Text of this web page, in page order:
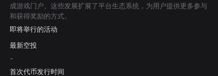
成游戏门户。这些发展扩展了平台生态系统，为用户提供更多参与
和获得奖励的方式。
即将举行的活动
最新空投
-
首次代币发行时间